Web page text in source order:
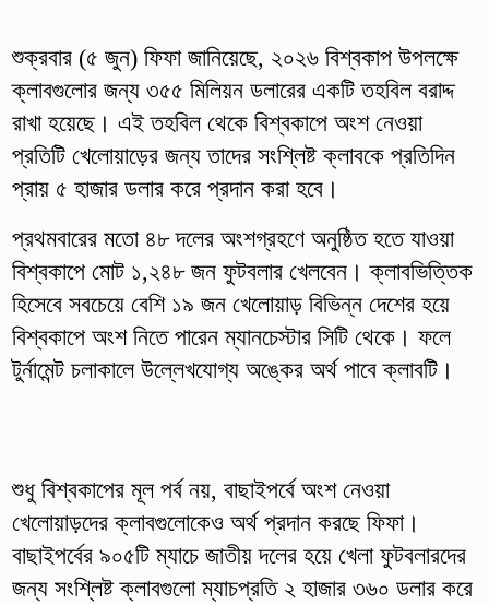
শুক্রবার (৫ জুন) ফিফা জানিয়েছে, ২০২৬ বিশ্বকাপ উপলক্ষে
ক্লাবগুলোর জন্য ৩৫৫ মিলিয়ন ডলারের একটি তহবিল বরাদ্দ
রাখা হয়েছে। এই তহবিল থেকে বিশ্বকাপে অংশ নেওয়া
প্রতিটি খেলোয়াড়ের জন্য তাদের সংশ্লিষ্ট ক্লাবকে প্রতিদিন
প্রায় ৫ হাজার ডলার করে প্রদান করা হবে।
প্রথমবারের মতো ৪৮ দলের অংশগ্রহণে অনুষ্ঠিত হতে যাওয়া
বিশ্বকাপে মোট ১,২৪৮ জন ফুটবলার খেলবেন। ক্লাবভিত্তিক
হিসেবে সবচেয়ে বেশি ১৯ জন খেলোয়াড় বিভিন্ন দেশের হয়ে
বিশ্বকাপে অংশ নিতে পারেন ম্যানচেস্টার সিটি থেকে। ফলে
টুর্নামেন্ট চলাকালে উল্লেখযোগ্য অঙ্কের অর্থ পাবে ক্লাবটি।
শুধু বিশ্বকাপের মূল পর্ব নয়, বাছাইপর্বে অংশ নেওয়া
খেলোয়াড়দের ক্লাবগুলোকেও অর্থ প্রদান করছে ফিফা।
বাছাইপর্বের ৯০৫টি ম্যাচে জাতীয় দলের হয়ে খেলা ফুটবলারদের
জন্য সংশ্লিষ্ট ক্লাবগুলো ম্যাচপ্রতি ২ হাজার ৩৬০ ডলার করে